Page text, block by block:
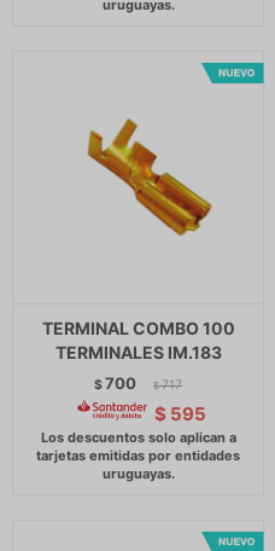
TERMINAL COMBO 100
TERMINALES IM.183
$700 $ 717
$ 595